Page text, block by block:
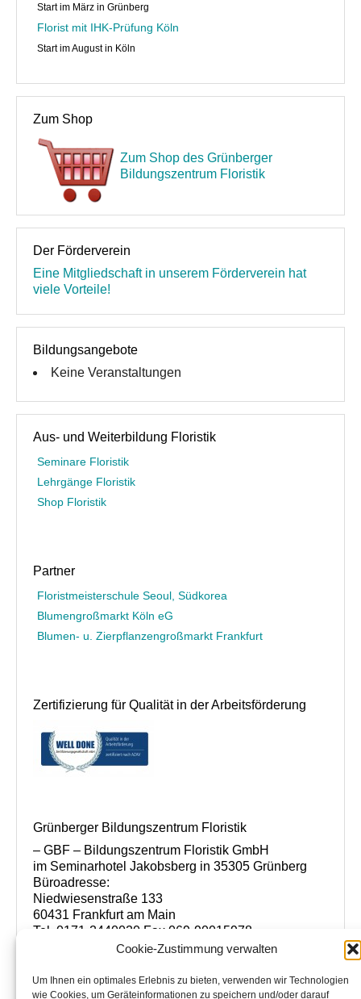
Cookie-Zustimmung verwalten
Um Ihnen ein optimales Erlebnis zu bieten, verwenden wir Technologien
wie Cookies, um Geräteinformationen zu speichern und/oder darauf
Start im März in Grünberg
Florist mit IHK-Prüfung Köln
Start im August in Köln
Zum Shop
Zum Shop des Grünberger
Bildungszentrum Floristik
Der Förderverein
Eine Mitgliedschaft in unserem Förderverein hat
viele Vorteile!
Bildungsangebote
Keine Veranstaltungen
Aus- und Weiterbildung Floristik
Seminare Floristik
Lehrgänge Floristik
Shop Floristik
Partner
Floristmeisterschule Seoul, Südkorea
Blumengroßmarkt Köln eG
Blumen- u. Zierpflanzengroßmarkt Frankfurt
Zertifizierung für Qualität in der Arbeitsförderung
Grünberger Bildungszentrum Floristik
– GBF – Bildungszentrum Floristik GmbH
im Seminarhotel Jakobsberg in 35305 Grünberg
Büroadresse:
Niedwiesenstraße 133
60431 Frankfurt am Main
Tel. 0171-2440020 Fax 069-90015978
www.florist-meisterschule.de
info@bildungszentrum-floristik.de